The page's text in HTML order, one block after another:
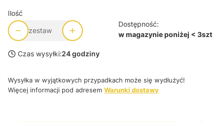
Ilość
zestaw
Dostępność:
w magazynie poniżej < 3szt
Czas wysyłki:24 godziny
Wysyłka w wyjątkowych przypadkach może się wydłużyć!
Więcej informacji pod adresem Warunki dostawy